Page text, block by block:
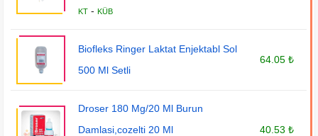
KT -KÜB
Biofleks Ringer Laktat Enjektabl Sol
500 Ml Setli
64.05 ₺
Droser 180 Mg/20 Ml Burun
Damlasi,cozelti 20 Ml
40.53 ₺